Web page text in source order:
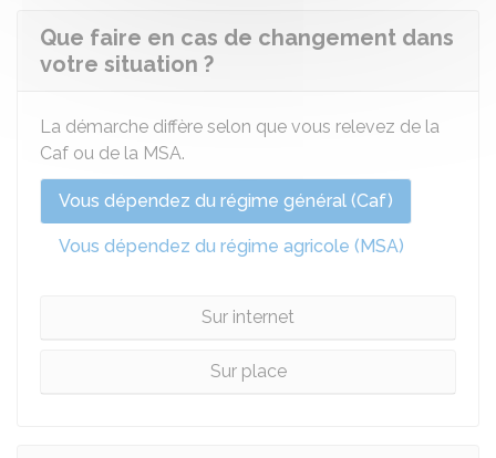
Que faire en cas de changement dans
votre situation ?
La démarche diffère selon que vous relevez de la
Caf ou de la MSA.
Vous dépendez du régime général (Caf)
Vous dépendez du régime agricole (MSA)
Sur internet
Sur place